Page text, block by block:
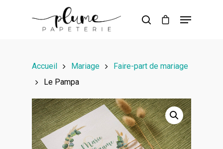
Accueil Mariage
Faire-part de mariage
Le Pampa